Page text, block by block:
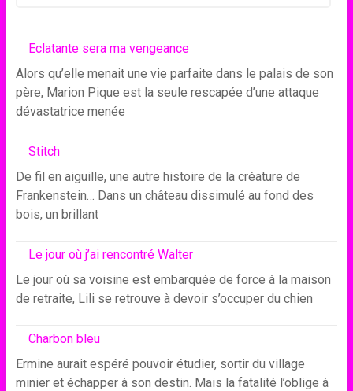
Eclatante sera ma vengeance
Alors qu’elle menait une vie parfaite dans le palais de son
père, Marion Pique est la seule rescapée d’une attaque
dévastatrice menée
Stitch
De fil en aiguille, une autre histoire de la créature de
Frankenstein… Dans un château dissimulé au fond des
bois, un brillant
Le jour où j’ai rencontré Walter
Le jour où sa voisine est embarquée de force à la maison
de retraite, Lili se retrouve à devoir s’occuper du chien
Charbon bleu
Ermine aurait espéré pouvoir étudier, sortir du village
minier et échapper à son destin. Mais la fatalité l’oblige à